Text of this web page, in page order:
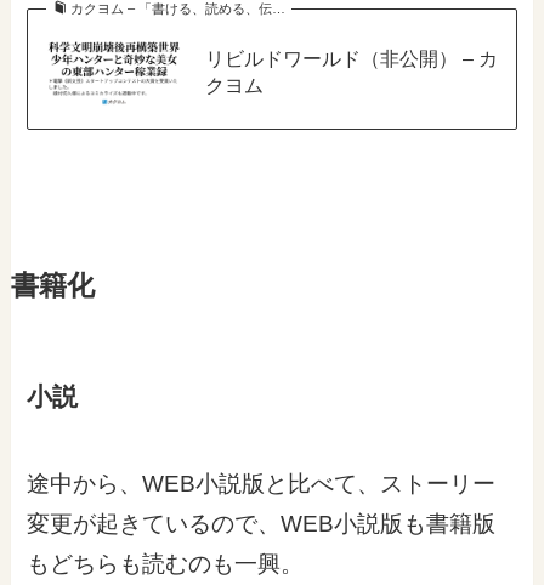
カクヨム – 「書ける、読める、伝…
リビルドワールド（非公開） – カ
クヨム
書籍化
小説
途中から、WEB小説版と比べて、ストーリー
変更が起きているので、WEB小説版も書籍版
もどちらも読むのも一興。